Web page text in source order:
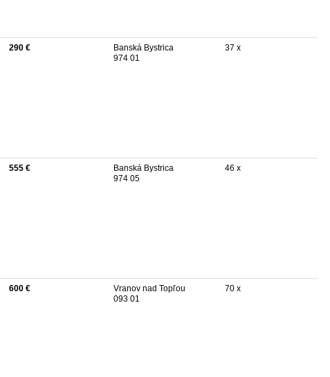
290 €
Banská Bystrica
974 01
37 x
555 €
Banská Bystrica
974 05
46 x
600 €
Vranov nad Topľou
093 01
70 x